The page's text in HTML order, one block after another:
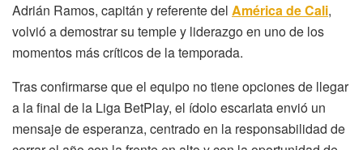
Adrián Ramos, capitán y referente del América de Cali,
volvió a demostrar su temple y liderazgo en uno de los
momentos más críticos de la temporada.
Tras confirmarse que el equipo no tiene opciones de llegar
a la final de la Liga BetPlay, el ídolo escarlata envió un
mensaje de esperanza, centrado en la responsabilidad de